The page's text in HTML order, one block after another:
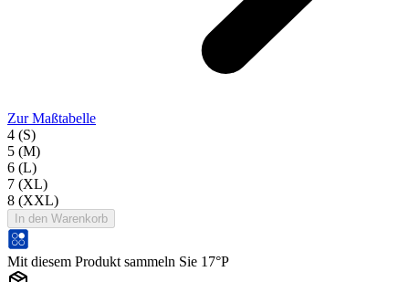
Zur Maßtabelle
4 (S)
5 (M)
6 (L)
7 (XL)
8 (XXL)
In den Warenkorb
Mit diesem Produkt sammeln Sie 17°P